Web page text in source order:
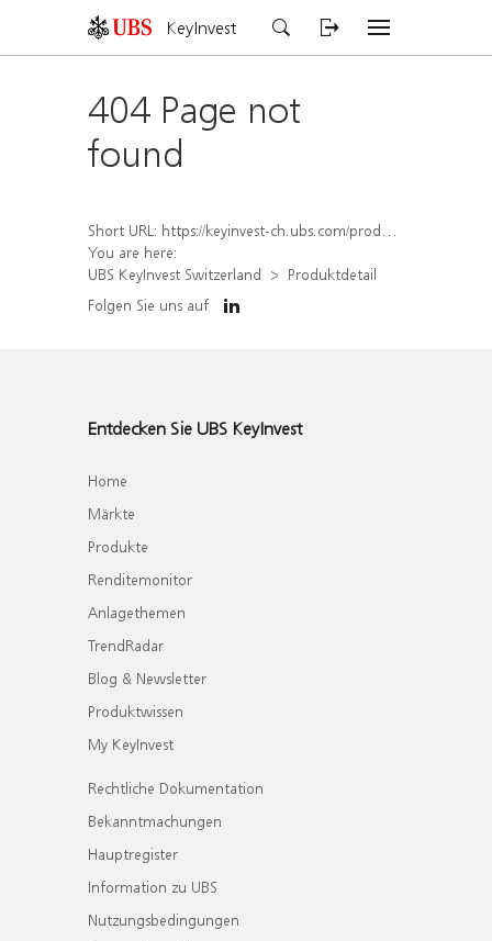
KeyInvest
404 Page not
found
Short URL: https://keyinvest-ch.ubs.com/produkt/detail/index/isin/CH1567388165
You are here:
UBS KeyInvest Switzerland
Produktdetail
Folgen Sie uns auf
Entdecken Sie UBS KeyInvest
Home
Märkte
Produkte
Renditemonitor
Anlagethemen
TrendRadar
Blog & Newsletter
Produktwissen
My KeyInvest
Rechtliche Dokumentation
Bekanntmachungen
Hauptregister
Information zu UBS
Nutzungsbedingungen